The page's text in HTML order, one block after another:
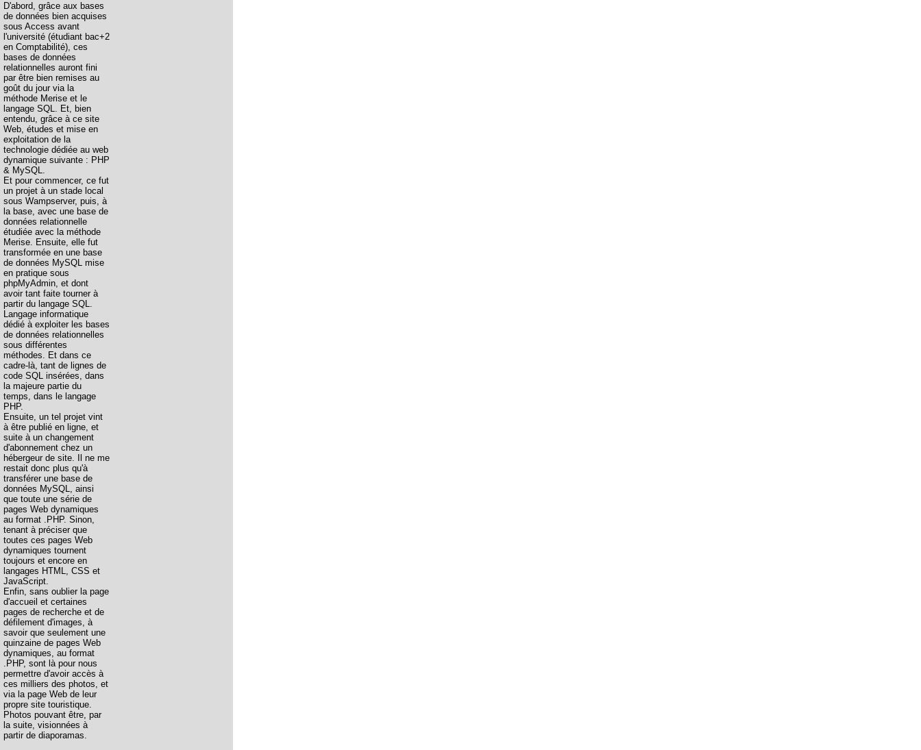
D'abord, grâce aux bases
de données bien acquises
sous Access avant
l'université (étudiant bac+2
en Comptabilité), ces
bases de données
relationnelles auront fini
par être bien remises au
goût du jour via la
méthode Merise et le
langage SQL. Et, bien
entendu, grâce à ce site
Web, études et mise en
exploitation de la
technologie dédiée au web
dynamique suivante : PHP
& MySQL.
Et pour commencer, ce fut
un projet à un stade local
sous Wampserver, puis, à
la base, avec une base de
données relationnelle
étudiée avec la méthode
Merise. Ensuite, elle fut
transformée en une base
de données MySQL mise
en pratique sous
phpMyAdmin, et dont
avoir tant faite tourner à
partir du langage SQL.
Langage informatique
dédié à exploiter les bases
de données relationnelles
sous différentes
méthodes. Et dans ce
cadre-là, tant de lignes de
code SQL insérées, dans
la majeure partie du
temps, dans le langage
PHP.
Ensuite, un tel projet vint
à être publié en ligne, et
suite à un changement
d'abonnement chez un
hébergeur de site. Il ne me
restait donc plus qu'à
transférer une base de
données MySQL, ainsi
que toute une série de
pages Web dynamiques
au format .PHP. Sinon,
tenant à préciser que
toutes ces pages Web
dynamiques tournent
toujours et encore en
langages HTML, CSS et
JavaScript.
Enfin, sans oublier la page
d'accueil et certaines
pages de recherche et de
défilement d'images, à
savoir que seulement une
quinzaine de pages Web
dynamiques, au format
.PHP, sont là pour nous
permettre d'avoir accès à
ces milliers des photos, et
via la page Web de leur
propre site touristique.
Photos pouvant être, par
la suite, visionnées à
partir de diaporamas.